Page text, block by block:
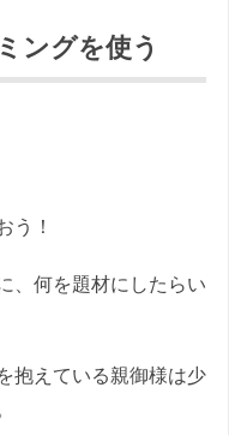
ングを使う
う！
、何を題材にしたらい
抱えている親御様は少